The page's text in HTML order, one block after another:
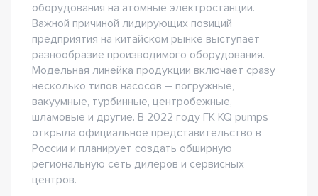
оборудования на атомные электростанции.
Важной причиной лидирующих позиций
предприятия на китайском рынке выступает
разнообразие производимого оборудования.
Модельная линейка продукции включает сразу
несколько типов насосов – погружные,
вакуумные, турбинные, центробежные,
шламовые и другие. В 2022 году ГК KQ pumps
открыла официальное представительство в
России и планирует создать обширную
региональную сеть дилеров и сервисных
центров.